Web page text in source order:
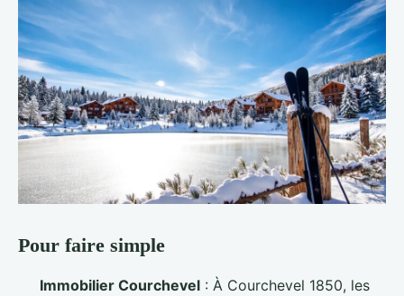
Pour faire simple
Immobilier Courchevel : À Courchevel 1850, les